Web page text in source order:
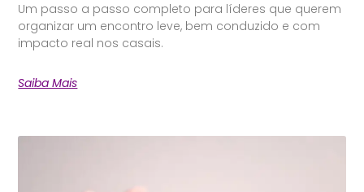
Um passo a passo completo para líderes que querem
organizar um encontro leve, bem conduzido e com
impacto real nos casais.
Saiba Mais